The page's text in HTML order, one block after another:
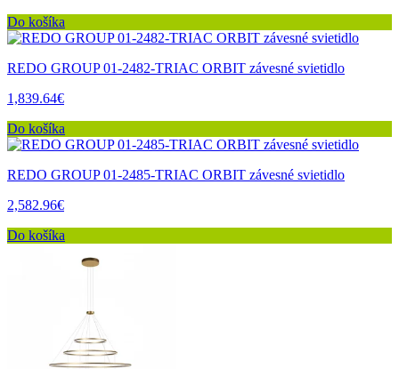
Do košíka
REDO GROUP 01-2482-TRIAC ORBIT závesné svietidlo
1,839.64€
Do košíka
REDO GROUP 01-2485-TRIAC ORBIT závesné svietidlo
2,582.96€
Do košíka